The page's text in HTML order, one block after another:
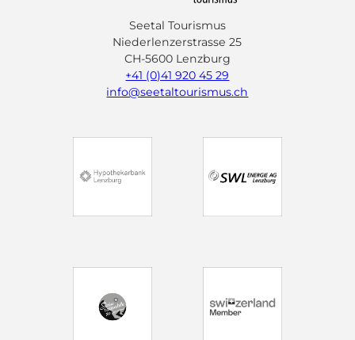
Seetal Tourismus
Niederlenzerstrasse 25
CH-5600 Lenzburg
+41 (0)41 920 45 29
info@seetaltourismus.ch